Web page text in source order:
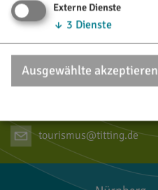
Marktstraße 21
85135 Titting
tourismus@titting.de
Externe Dienste
↓ 3 Dienste
Ausgewählte akzeptieren